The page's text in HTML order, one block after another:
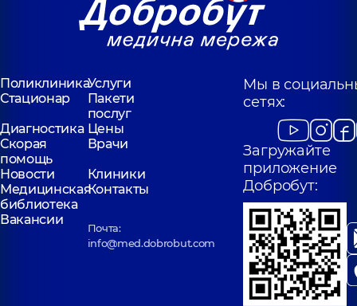
ПоликлиникаУслуги
Стационар
Пакети
послуг
Диагностика Цены
Скорая
помощь
Врачи
Новости
Клиники
Медицинская
библиотека
Контакты
Вакансии
Почта:
info@med.dobrobut.com
Мы в
сетях:
Загружайте
приложение
Добробут: